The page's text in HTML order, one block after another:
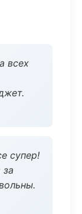
всех
супер!
за